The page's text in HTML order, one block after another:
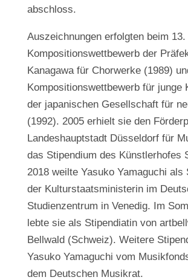
abschloss.
Auszeichnungen erfolgten beim 13.
Kompositionswettbewerb der
Kanagawa für Chorwerke (1989)
Kompositionswettbewerb für junge
der japanischen Gesellschaft für
(1992). 2005 erhielt sie den
Landeshauptstadt Düsseldorf für
das Stipendium des Künstlerhofes
2018 weilte Yasuko Yamaguchi als
der Kulturstaatsministerin im
Studienzentrum in Venedig. Im
lebte sie als Stipendiatin von
Bellwald (Schweiz). Weitere
Yasuko Yamaguchi vom
dem Deutschen Musikrat.